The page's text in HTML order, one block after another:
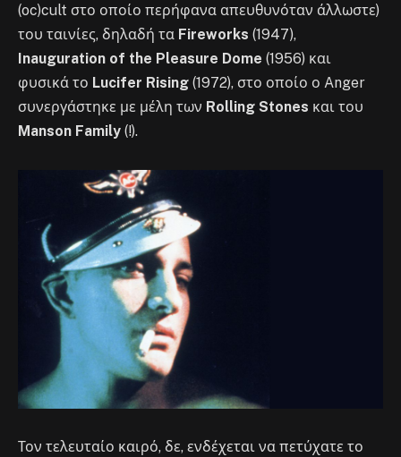
(oc)cult στο οποίο περήφανα απευθυνόταν άλλωστε)
του ταινίες, δηλαδή τα Fireworks (1947),
Inauguration of the Pleasure Dome (1956) και
φυσικά το Lucifer Rising (1972), στο οποίο ο Anger
συνεργάστηκε με μέλη των Rolling Stones και του
Manson Family (!).
Τον τελευταίο καιρό, δε, ενδέχεται να πετύχατε το